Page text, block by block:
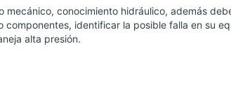
mecánico, conocimiento hidráulico, además
componentes, identificar la posible falla en su
alta presión.